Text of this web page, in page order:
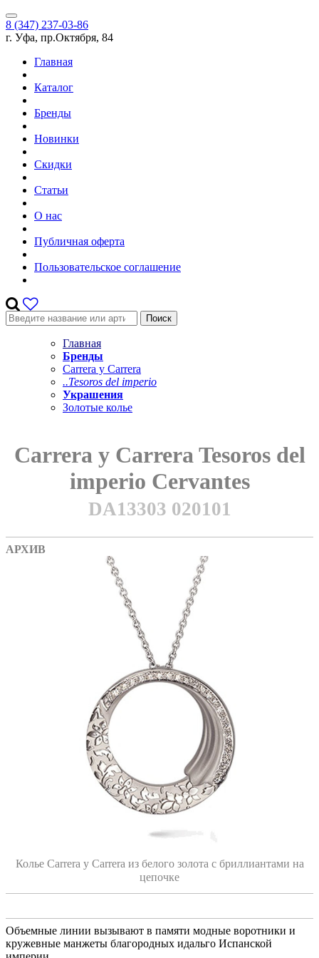
8 (347) 237-03-86
г. Уфа, пр.Октября, 84
Главная
Каталог
Бренды
Новинки
Скидки
Статьи
О нас
Публичная оферта
Пользовательское соглашение
Поиск
Главная
Бренды
Carrera y Carrera
..Tesoros del imperio
Украшения
Золотые колье
Carrera y Carrera Tesoros del
imperio Cervantes
DA13303 020101
АРХИВ
Колье Carrera y Carrera из белого золота с бриллиантами на
цепочке
Объемные линии вызывают в памяти модные воротники и
кружевные манжеты благородных идальго Испанской